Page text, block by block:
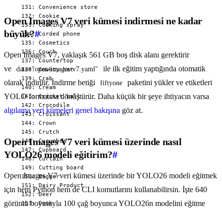
Open Images V7 veri kümesi indirmesi ne kadar
büyük?#
Open Images V7, yaklaşık 561 GB boş disk alanı gerektirir
ve
data="open-images-v7.yaml"
ile ilk eğitim yaptığında otomatik
olarak indirilir. İndirme betiği
fiftyone
paketini yükler ve etiketleri
YOLO formatına dönüştürür. Daha küçük bir şeye ihtiyacın varsa
algılama veri kümeleri genel bakışına göz at.
Open Images V7 veri kümesi üzerinde nasıl
YOLO26 modeli eğitirim?#
Open Images V7 veri kümesi üzerinde bir YOLO26 modeli eğitmek
için hem Python hem de CLI komutlarını kullanabilirsin. İşte 640
görüntü boyutuyla 100 çağ boyunca YOLO26n modelini eğitme